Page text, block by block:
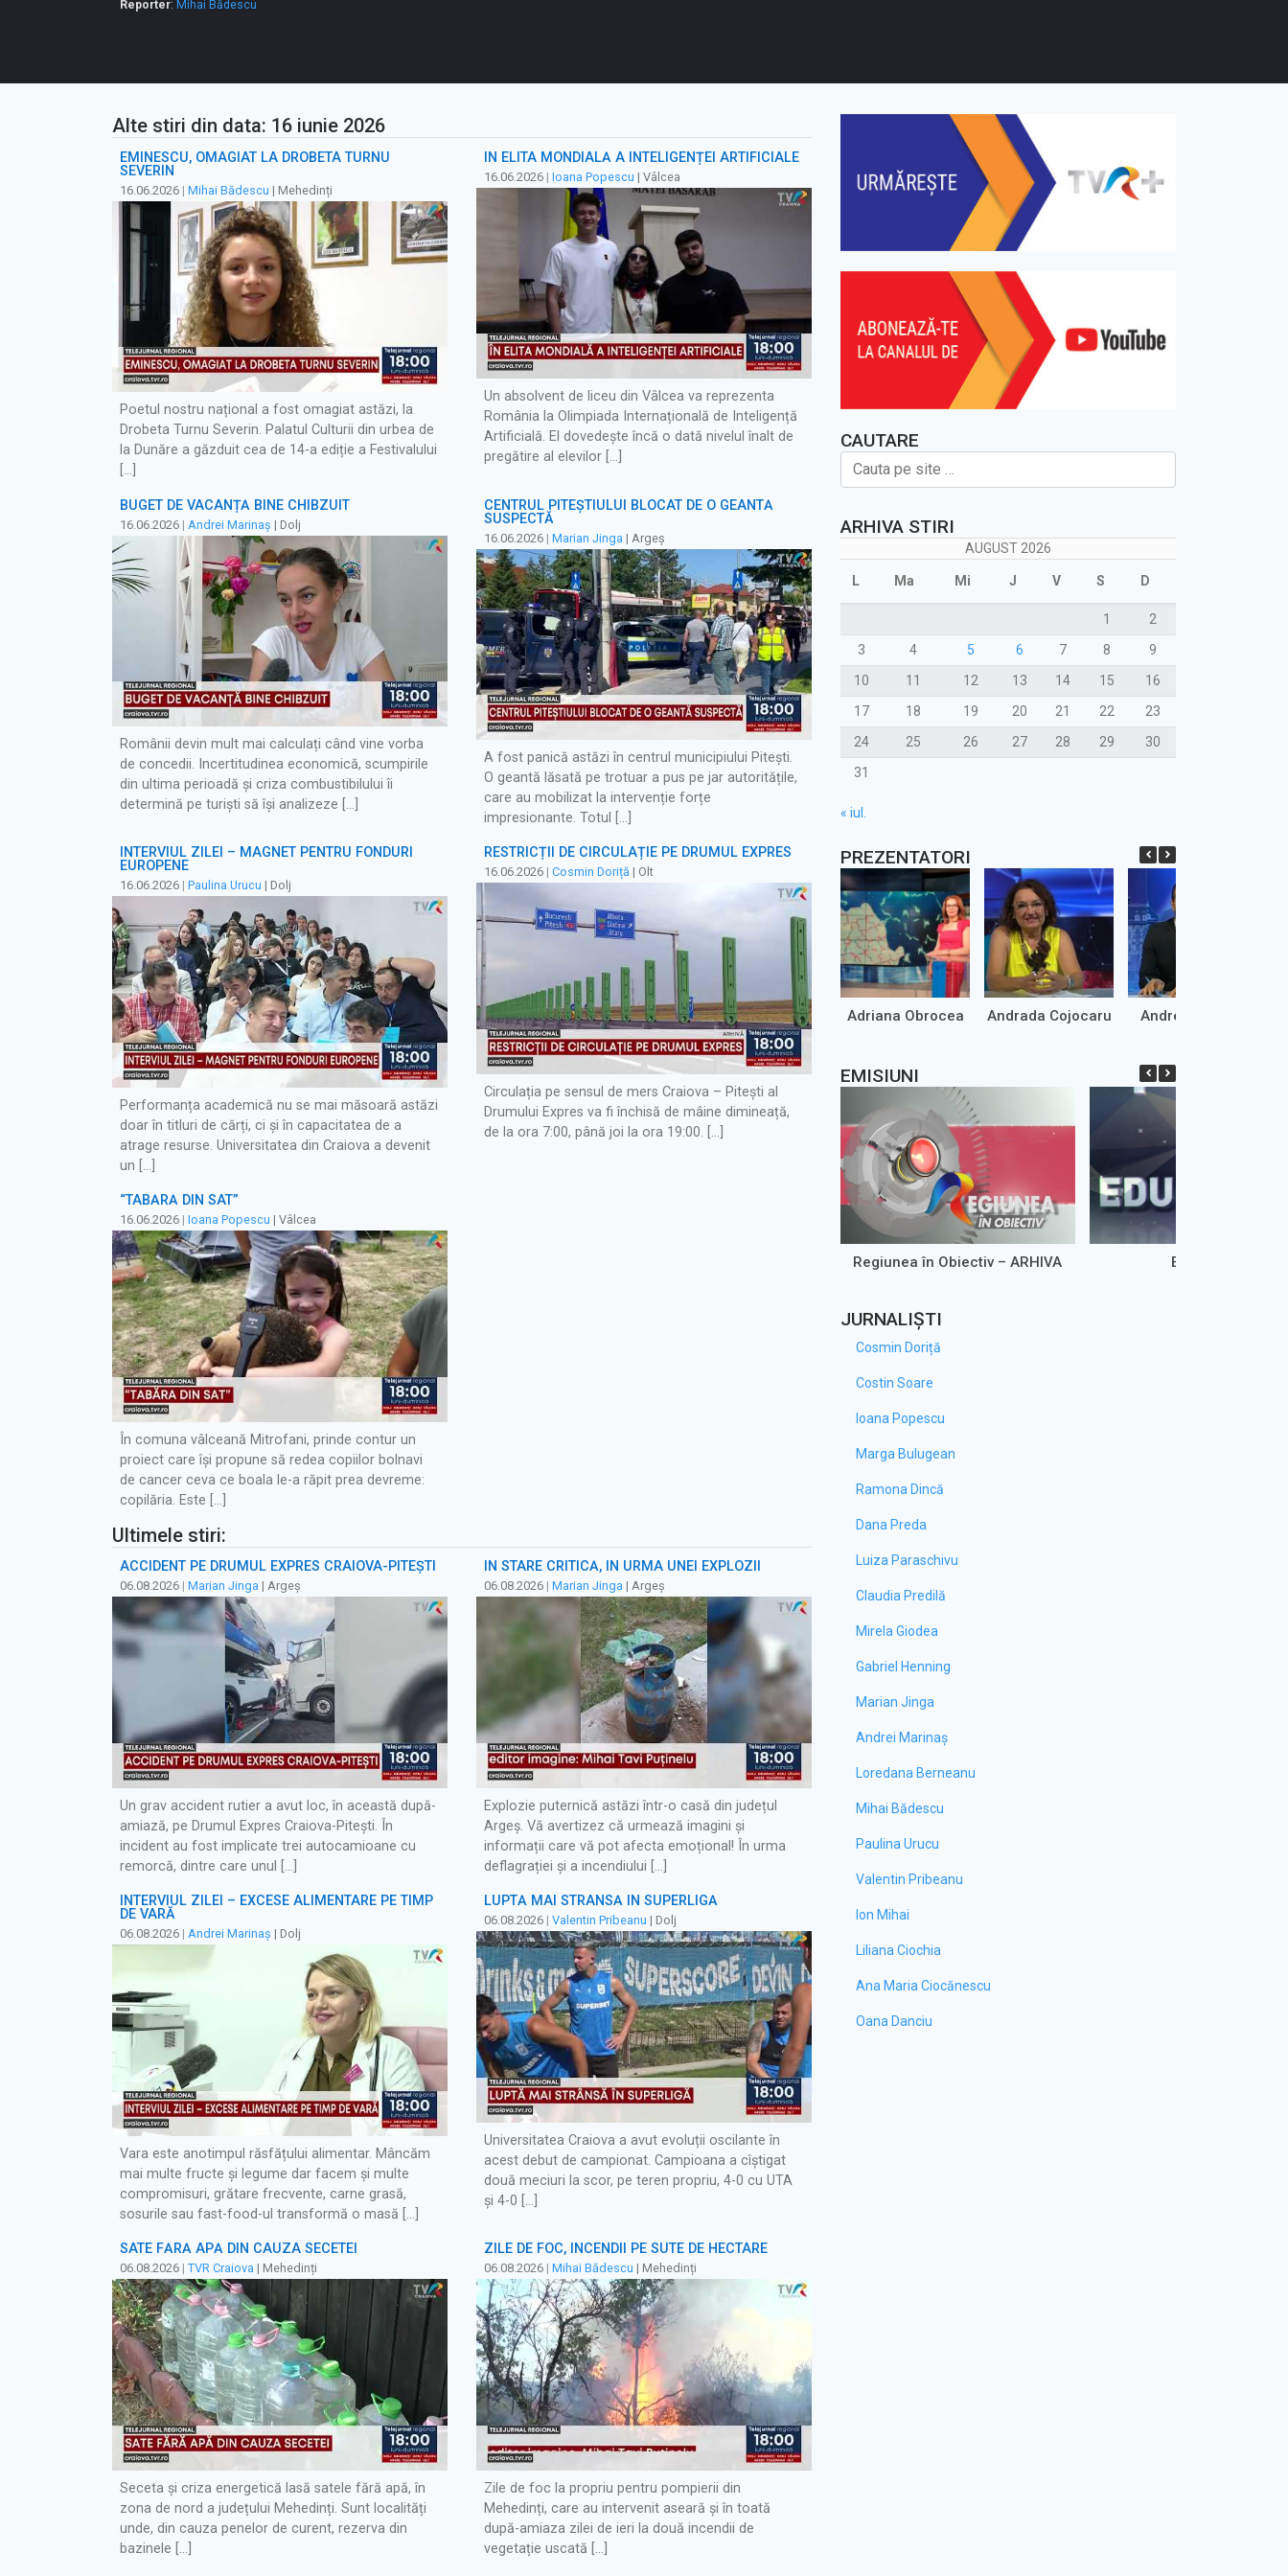
Reporter: Mihai Bădescu
Alte stiri din data: 16 iunie 2026
EMINESCU, OMAGIAT LA DROBETA TURNU
SEVERIN
16.06.2026 | Mihai Bădescu | Mehedinți
Poetul nostru național a fost omagiat astăzi, la
Drobeta Turnu Severin. Palatul Culturii din urbea de
la Dunăre a găzduit cea de 14-a ediție a Festivalului
[…]
ÎN ELITA MONDIALĂ A INTELIGENȚEI ARTIFICIALE
16.06.2026 | Ioana Popescu | Vâlcea
Un absolvent de liceu din Vâlcea va reprezenta
România la Olimpiada Internațională de Inteligență
Artificială. El dovedește încă o dată nivelul înalt de
pregătire al elevilor […]
BUGET DE VACANȚĂ BINE CHIBZUIT
16.06.2026 | Andrei Marinaș | Dolj
Românii devin mult mai calculați când vine vorba
de concedii. Incertitudinea economică, scumpirile
din ultima perioadă și criza combustibilului îi
determină pe turiști să își analizeze […]
CENTRUL PITEȘTIULUI BLOCAT DE O GEANTĂ
SUSPECTĂ
16.06.2026 | Marian Jinga | Argeș
A fost panică astăzi în centrul municipiului Pitești.
O geantă lăsată pe trotuar a pus pe jar autoritățile,
care au mobilizat la intervenție forțe
impresionante. Totul […]
INTERVIUL ZILEI – MAGNET PENTRU FONDURI
EUROPENE
16.06.2026 | Paulina Urucu | Dolj
Performanța academică nu se mai măsoară astăzi
doar în titluri de cărți, ci și în capacitatea de a
atrage resurse. Universitatea din Craiova a devenit
un […]
RESTRICȚII DE CIRCULAȚIE PE DRUMUL EXPRES
16.06.2026 | Cosmin Doriță | Olt
Circulația pe sensul de mers Craiova – Pitești al
Drumului Expres va fi închisă de mâine dimineață,
de la ora 7:00, până joi la ora 19:00. […]
“TABĂRĂ DIN SAT”
16.06.2026 | Ioana Popescu | Vâlcea
În comuna vâlceană Mitrofani, prinde contur un
proiect care își propune să redea copiilor bolnavi
de cancer ceva ce boala le-a răpit prea devreme:
copilăria. Este […]
Ultimele stiri:
ACCIDENT PE DRUMUL EXPRES CRAIOVA-PITEȘTI
06.08.2026 | Marian Jinga | Argeș
Un grav accident rutier a avut loc, în această după-
amiază, pe Drumul Expres Craiova-Pitești. În
incident au fost implicate trei autocamioane cu
remorcă, dintre care unul […]
ÎN STARE CRITICĂ, ÎN URMA UNEI EXPLOZII
06.08.2026 | Marian Jinga | Argeș
Explozie puternică astăzi într-o casă din județul
Argeș. Vă avertizez că urmează imagini și
informații care vă pot afecta emoțional! În urma
deflagrației și a incendiului […]
INTERVIUL ZILEI – EXCESE ALIMENTARE PE TIMP
DE VARĂ
06.08.2026 | Andrei Marinaș | Dolj
Vara este anotimpul răsfățului alimentar. Mâncăm
mai multe fructe și legume dar facem și multe
compromisuri, grătare frecvente, carne grasă,
sosurile sau fast-food-ul transformă o masă […]
LUPTĂ MAI STRÂNSĂ ÎN SUPERLIGĂ
06.08.2026 | Valentin Pribeanu | Dolj
Universitatea Craiova a avut evoluții oscilante în
acest debut de campionat. Campioana a cîștigat
două meciuri la scor, pe teren propriu, 4-0 cu UTA
și 4-0 […]
SATE FĂRĂ APĂ DIN CAUZA SECETEI
06.08.2026 | TVR Craiova | Mehedinți
Seceta și criza energetică lasă satele fără apă, în
zona de nord a județului Mehedinți. Sunt localități
unde, din cauza penelor de curent, rezerva din
bazinele […]
ZILE DE FOC, INCENDII PE SUTE DE HECTARE
06.08.2026 | Mihai Bădescu | Mehedinți
Zile de foc la propriu pentru pompierii din
Mehedinți, care au intervenit aseară și în toată
după-amiaza zilei de ieri la două incendii de
vegetație uscată […]
CAUTARE
ARHIVA STIRI
AUGUST 2026
L Ma Mi J V S D
1
2
3
4 5 6 7 8
9
10
11 12 13 14 15
16
17
18 19 20 21 22
23
24
25 26 27 28 29
30
31
« iul.
PREZENTATORI
Adriana Obrocea Andrada Cojocaru Andrei Marinaș
EMISIUNI
Regiunea în Obiectiv – ARHIVA Educație 9
JURNALIȘTI
Cosmin Doriță
Costin Soare
Ioana Popescu
Marga Bulugean
Ramona Dincă
Dana Preda
Luiza Paraschivu
Claudia Predilă
Mirela Giodea
Gabriel Henning
Marian Jinga
Andrei Marinaș
Loredana Berneanu
Mihai Bădescu
Paulina Urucu
Valentin Pribeanu
Ion Mihai
Liliana Ciochia
Ana Maria Ciocănescu
Oana Danciu